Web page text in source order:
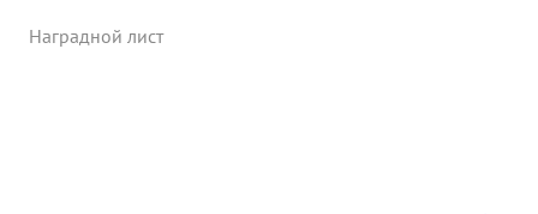
подавил огонь 2 минометов и расстрелял
Наградной лист